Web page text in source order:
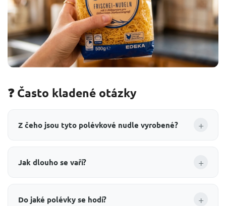
❓ Často kladené otázky
Z čeho jsou tyto polévkové nudle vyrobené? +
Jak dlouho se vaří? +
Do jaké polévky se hodí? +